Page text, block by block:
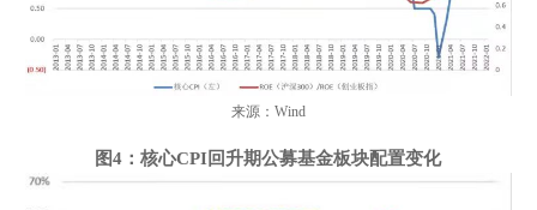
来源：Wind
图4 ：核心CPI回升期公募基金板块配置变化